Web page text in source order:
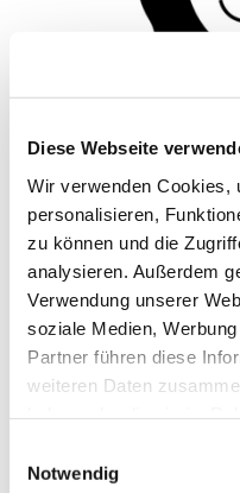
Diese Webseite
Wir verwenden Cookies,
personalisieren,
zu können und die
analysieren. Außerdem
Verwendung unserer
soziale Medien,
Partner führen diese
weiteren Daten
Notwendig
© Hochschule
Funktionen: